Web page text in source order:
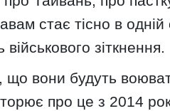
стає тісно в одній
зіткнення.
що вони будуть
про це з 2014